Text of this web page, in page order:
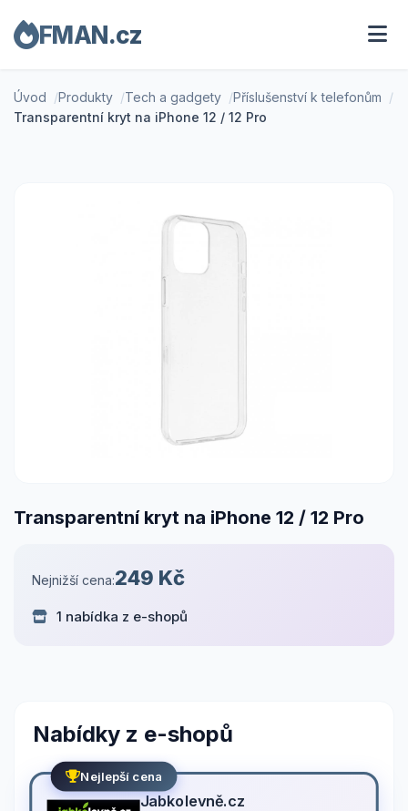
FMAN.cz
Úvod Produkty Tech a gadgety
Příslušenství k telefonům
Transparentní kryt na iPhone 12 / 12 Pro
Transparentní kryt na iPhone 12 / 12 Pro
Nejnižší cena:249 Kč
1 nabídka z e-shopů
Nabídky z e-shopů
Nejlepší cena
Jabkolevně.cz